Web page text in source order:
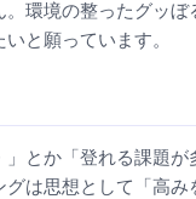
環境の整ったグッ
と願っています。
」とか「登れる課題
は思想として「高